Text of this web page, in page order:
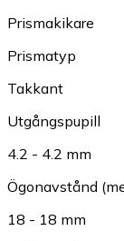
Prismakikare
Prismatyp
Takkant
Utgångspupill
4.2 - 4.2 mm
Ögonavstånd
18 - 18 mm